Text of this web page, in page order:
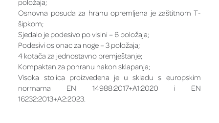
položaja;
Osnovna posuda za hranu opremljena je zaštitnom T-
šipkom;
Sjedalo je podesivo po visini – 6 položaja;
Podesivi oslonac za noge – 3 položaja;
4 kotača za jednostavno premještanje;
Kompaktan za pohranu nakon sklapanja;
Visoka stolica proizvedena je u skladu s europskim
normama EN 14988:2017+A1:2020 i EN
16232:2013+A2:2023.